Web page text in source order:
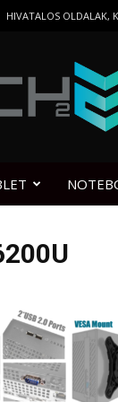
HIVATALOS OLDALAK,